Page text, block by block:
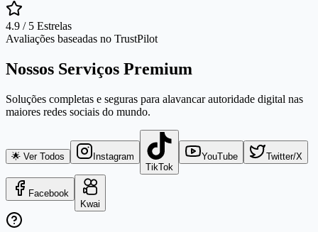
4.9 / 5 Estrelas
Avaliações baseadas no TrustPilot
Nossos Serviços Premium
Soluções completas e seguras para alavancar autoridade digital nas
maiores redes sociais do mundo.
🌟 Ver Todos
Instagram
TikTok
YouTube Twitter/X
Facebook
Kwai